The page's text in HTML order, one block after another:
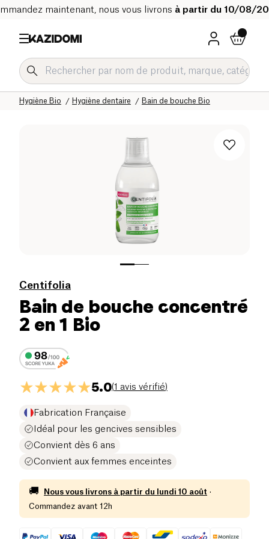
maintenant, nous vous livrons à partir du 10/08/
Bain de bouche Bio
Hygiène dentaire
Hygiène Bio
Hygiène & Beauté
Notre catalogue bio
Accueil
Centifolia
Bain de bouche concentré
2 en 1 Bio
5.0(1 avis vérifié)
Fabrication Française
Idéal pour les gencives sensibles
Convient dès 6 ans
Convient aux femmes enceintes
🚚 Nous vous livrons à partir du lundi 10 août ·
Commandez avant 12h